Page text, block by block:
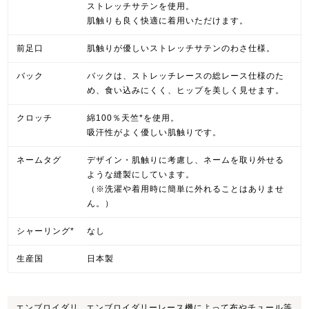
ストレッチサテンを使用。
肌触りも良く快適に着用いただけます。
前足口 肌触りが優しいストレッチサテンのわさ仕様。
バック
バックは、ストレッチレースの総レース仕様のた
め、食い込みにくく、ヒップを美しく見せます。
クロッチ
綿100％天竺*を使用。
吸汗性がよく優しい肌触りです。
ネームタグ
デザイン・肌触りに考慮し、ネームを取り外せる
ような縫製にしています。
（※洗濯や着用時に簡単に外れることはありませ
ん。）
シャーリング* なし
生産国 日本製